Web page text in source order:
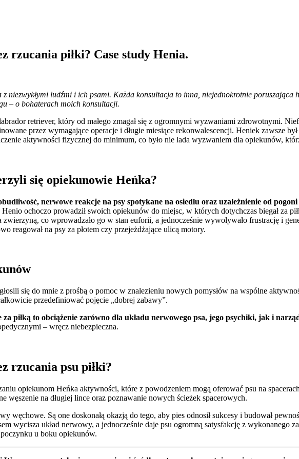
rzucania piłki? Case study Henia.
niezwykłymi ludźmi i ich psami. Każda konsultacja to inna, niejednokrotnie poruszająca
– o bohaterach moich konsultacji.
retriever, który od małego zmagał się z ogromnymi wyzwaniami zdrowotnymi.
przez wymagające operacje i długie miesiące rekonwalescencji. Heniek zawsze
aktywności fizycznej do minimum, co było nie lada wyzwaniem dla opiekunów,
się opiekunowie Heńka?
nerwowe reakcje na psy spotykane na osiedlu oraz uzależnienie od pogoni
ochoczo prowadził swoich opiekunów do miejsc, w których dotychczas biegał za
co wprowadzało go w stan euforii, a jednocześnie wywoływało frustrację i
reagował na psy za płotem czy przejeżdżające ulicą motory.
się do mnie z prośbą o pomoc w znalezieniu nowych pomysłów na wspólne
przedefiniować pojęcie „dobrej zabawy”.
za piłką to obciążenie zarówno dla układu nerwowego psa, jego psychiki, jak i
– wręcz niebezpieczna.
rzucania psu piłki?
opiekunom Heńka aktywności, które z powodzeniem mogą oferować psu na
węszenie na długiej lince oraz poznawanie nowych ścieżek spacerowych.
węchowe. Są one doskonałą okazją do tego, aby pies odnosił sukcesy i budował
wycisza układ nerwowy, a jednocześnie daje psu ogromną satysfakcję z wykonanego
u boku opiekunów.